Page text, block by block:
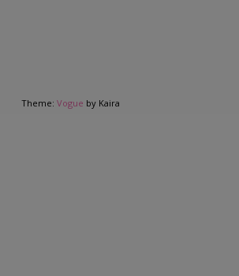
Theme: Vogue by Kaira